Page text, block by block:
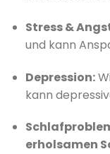
Stress &
und kann
Depression:
kann
erholsamen